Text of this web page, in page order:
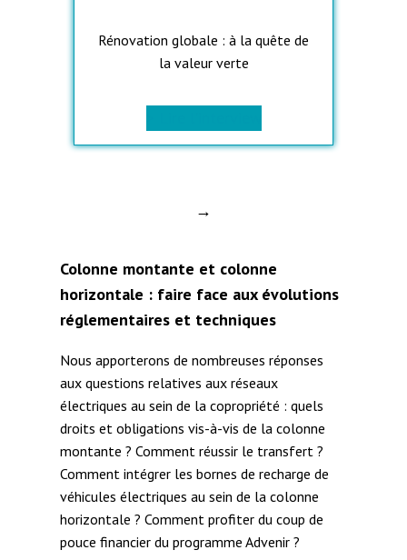
Rénovation globale : à la quête de
la valeur verte
→
Colonne montante et colonne
horizontale : faire face aux évolutions
réglementaires et techniques
Nous apporterons de nombreuses réponses
aux questions relatives aux réseaux
électriques au sein de la copropriété : quels
droits et obligations vis-à-vis de la colonne
montante ? Comment réussir le transfert ?
Comment intégrer les bornes de recharge de
véhicules électriques au sein de la colonne
horizontale ? Comment profiter du coup de
pouce financier du programme Advenir ?